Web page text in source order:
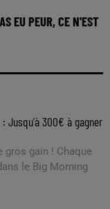
EU PEUR, CE N'EST
Jusqu'à 300€ à gagner
gros gain ! Chaque
le Big Morning